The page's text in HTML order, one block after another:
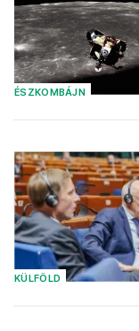
ÉSZKOMBÁJN
KÜLFÖLD